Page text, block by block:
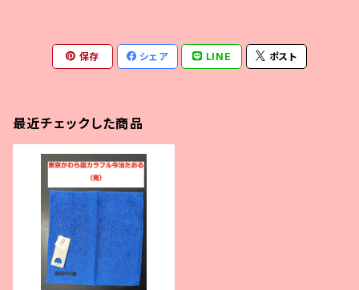
保存 シェア LINE ポスト
最近チェックした商品